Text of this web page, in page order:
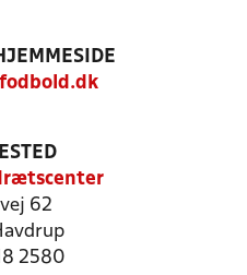
62
2580